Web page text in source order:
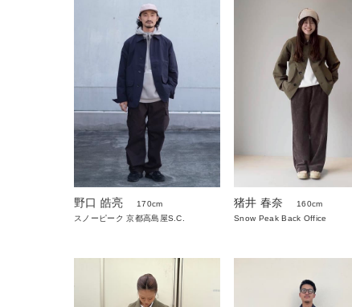
野口 皓亮
170cm
スノーピーク 京都高島屋S.C.
猪井 春奈
160cm
Snow Peak Back Office